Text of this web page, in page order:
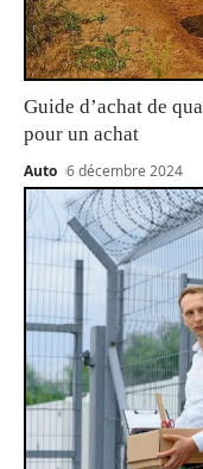
Guide d’achat de
pour un achat
Auto 6 décembre 2024